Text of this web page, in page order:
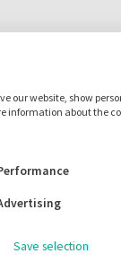
Basic
in
voor
zijn gemaakt
Ze
De
our website, show
information about the
Save selection